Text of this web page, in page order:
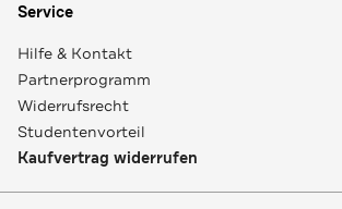
Service
Hilfe & Kontakt
Partnerprogramm
Widerrufsrecht
Studentenvorteil
Kaufvertrag widerrufen